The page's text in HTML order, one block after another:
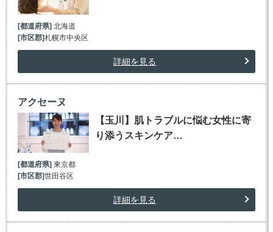
[都道府県] 北海道
[市区郡]札幌市中央区
詳細を見る
アクセーヌ
【玉川】肌トラブルに悩む女性に寄
り添うスキンケア…
[都道府県]東京都
[市区郡]世田谷区
詳細を見る